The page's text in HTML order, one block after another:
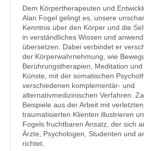
Dem Körpertherapeuten und
Alan Fogel gelingt es, unsere
Kenntnis über den Körper und die
in verständliches Wissen und
übersetzen. Dabei verbindet er
der Körperwahrnehmung, wie
Berührungstherapien, Meditation
Künste, mit der somatischen
verschiedenen komplementär- und
alternativmedizinischen Verfahren.
Beispiele aus der Arbeit mit
traumatisierten Klienten illustrieren
Fogels fruchtbaren Ansatz, der sich
Ärzte, Psychologen, Studenten und
richtet.